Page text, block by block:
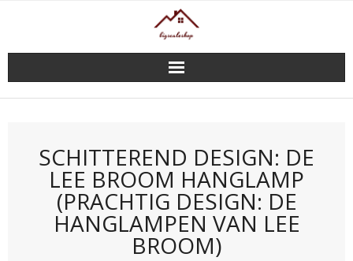
SCHITTEREND DESIGN: DE
LEE BROOM HANGLAMP
(PRACHTIG DESIGN: DE
HANGLAMPEN VAN LEE
BROOM)